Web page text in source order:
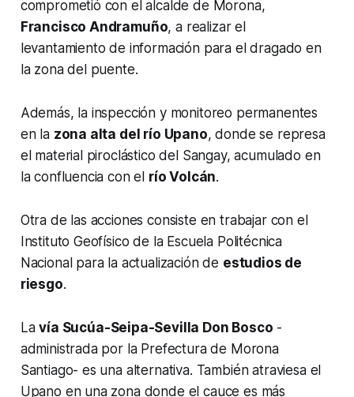
comprometió con el alcalde de Morona,
Francisco Andramuño, a realizar el
levantamiento de información para el dragado en
la zona del puente.
Además, la inspección y monitoreo permanentes
en la zona alta del río Upano, donde se represa
el material piroclástico del Sangay, acumulado en
la confluencia con el río Volcán.
Otra de las acciones consiste en trabajar con el
Instituto Geofísico de la Escuela Politécnica
Nacional para la actualización de estudios de
riesgo.
Lavía Sucúa-Seipa-Sevilla Don Bosco -
administrada por la Prefectura de Morona
Santiago- es una alternativa. También atraviesa el
Upano en una zona donde el cauce es más